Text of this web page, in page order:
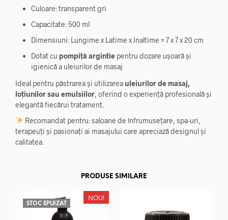
Culoare: transparent gri
Capacitate: 500 ml
Dimensiuni: Lungime x Latime x Inaltime = 7 x 7 x 20 cm
Dotat cu pompiță argintiepentru dozare ușoară și
igienică a uleiurilor de masaj
Ideal pentru păstrarea și utilizarea uleiurilor de masaj,
loțiunilor sau emulsiilor , oferind o experiență profesională și
elegantă fiecărui tratament.
Recomandat pentru: saloane de înfrumusețare, spa-uri,
terapeuți și pasionați ai masajului care apreciază designul și
calitatea.
PRODUSE SIMILARE
NOU!
STOC EPUIZAT